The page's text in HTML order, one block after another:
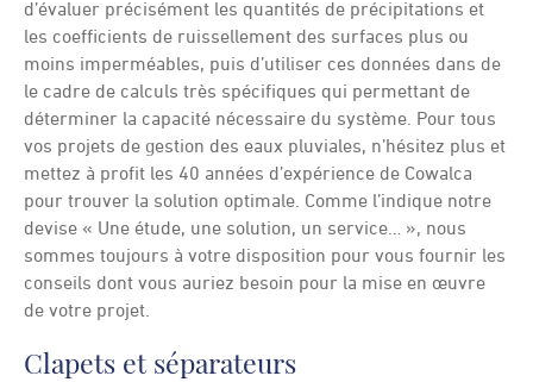
d’évaluer précisément les quantités de précipitations et
les coefficients de ruissellement des surfaces plus ou
moins imperméables, puis d’utiliser ces données dans de
le cadre de calculs très spécifiques qui permettant de
déterminer la capacité nécessaire du système. Pour tous
vos projets de gestion des eaux pluviales, n’hésitez plus et
mettez à profit les 40 années d’expérience de Cowalca
pour trouver la solution optimale. Comme l’indique notre
devise « Une étude, une solution, un service… », nous
sommes toujours à votre disposition pour vous fournir les
conseils dont vous auriez besoin pour la mise en œuvre
de votre projet.
Clapets et séparateurs